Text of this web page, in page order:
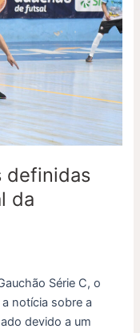
definidas
da
Série C, o
notícia sobre a
devido a um